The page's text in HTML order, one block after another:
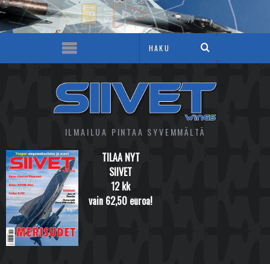
ILMAILUA PINTAA SYVEMMÄLTÄ
TILAA NYT
SIIVET
12 kk
vain 62,50 euroa!